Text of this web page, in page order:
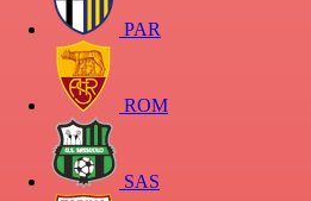
PAR
ROM
SAS